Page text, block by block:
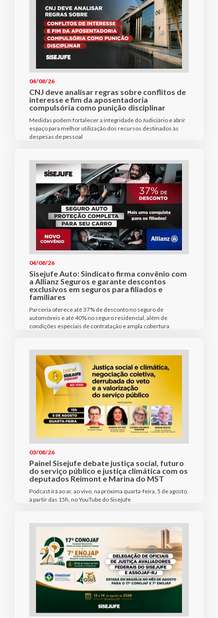
04/08/26
CNJ deve analisar regras sobre conflitos de
interesse e fim da aposentadoria
compulsória como punição disciplinar
Medidas podem fortalecer a integridade do Judiciário e abrir
espaço para melhor utilização dos recursos destinados às
despesas de pessoal
04/08/26
Sisejufe Auto: Sindicato firma convênio com
a Allianz Seguros e garante descontos
exclusivos em seguros para filiados e
familiares
Parceria oferece até 37% de desconto no seguro de
automóveis e até 40% no seguro residencial, além de
condições especiais de contratação e ampla cobertura
03/08/26
Painel Sisejufe debate justiça social, futuro
do serviço público e justiça climática com os
deputados Reimont e Marina do MST
Podcast irá ao ar, ao vivo, na próxima quarta-feira, 5 de agosto,
à partir das 15h, no YouTube do Sisejufe